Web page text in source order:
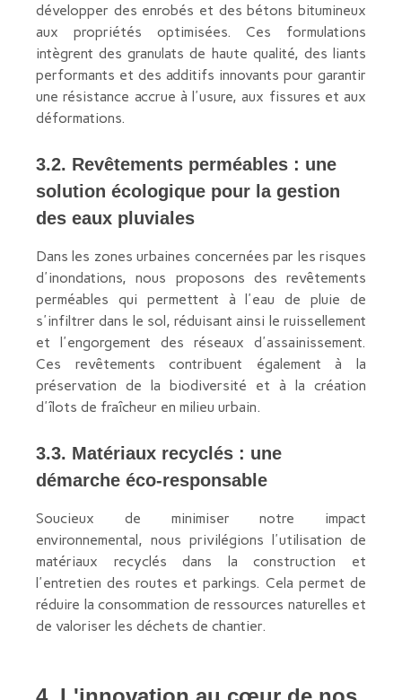
développer des enrobés et des bétons bitumineux
aux propriétés optimisées. Ces formulations
intègrent des granulats de haute qualité, des liants
performants et des additifs innovants pour garantir
une résistance accrue à l'usure, aux fissures et aux
déformations.
3.2. Revêtements perméables : une
solution écologique pour la gestion
des eaux pluviales
Dans les zones urbaines concernées par les risques
d'inondations, nous proposons des revêtements
perméables qui permettent à l'eau de pluie de
s'infiltrer dans le sol, réduisant ainsi le ruissellement
et l'engorgement des réseaux d'assainissement.
Ces revêtements contribuent également à la
préservation de la biodiversité et à la création
d'îlots de fraîcheur en milieu urbain.
3.3. Matériaux recyclés : une
démarche éco-responsable
Soucieux de minimiser notre impact
environnemental, nous privilégions l'utilisation de
matériaux recyclés dans la construction et
l'entretien des routes et parkings. Cela permet de
réduire la consommation de ressources naturelles et
de valoriser les déchets de chantier.